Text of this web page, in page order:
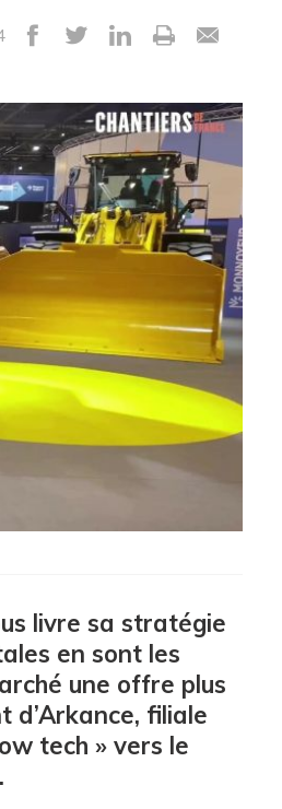
livre sa stratégie
en sont les
une offre plus
d’Arkance, filiale
tech » vers le